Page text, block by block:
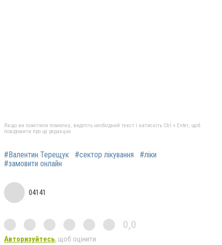
Якщо ви помітили помилку, виділіть необхідний текст і натисніть Ctrl + Enter, щоб
повідомити про це редакцію
#Валентин Терещук #сектор лікування
#ліки
#замовити онлайн
04141
0,0
Авторизуйтесь, щоб оцінити